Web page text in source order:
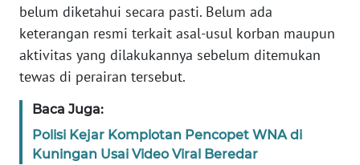
belum diketahui secara pasti. Belum ada
keterangan resmi terkait asal-usul korban maupun
aktivitas yang dilakukannya sebelum ditemukan
tewas di perairan tersebut.
Baca Juga:
Polisi Kejar Komplotan Pencopet WNA di
Kuningan Usai Video Viral Beredar
WN
JAMBI
WN
WN
NTB